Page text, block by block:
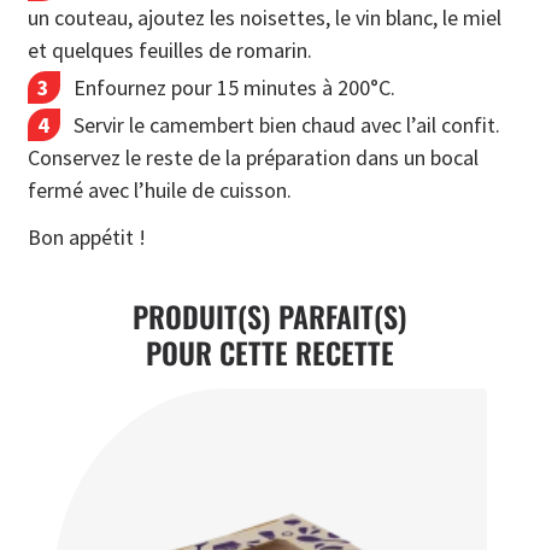
un couteau, ajoutez les noisettes, le vin blanc, le miel
et quelques feuilles de romarin.
Enfournez pour 15 minutes à 200°C.
Servir le camembert bien chaud avec l’ail confit.
Conservez le reste de la préparation dans un bocal
fermé avec l’huile de cuisson.
Bon appétit !
PRODUIT(S) PARFAIT(S)
POUR CETTE RECETTE